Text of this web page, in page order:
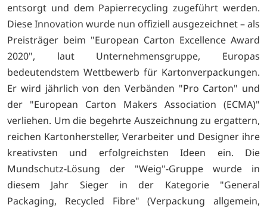
entsorgt und dem Papierrecycling zugeführt werden.
Diese Innovation wurde nun offiziell ausgezeichnet – als
Preisträger beim "European Carton Excellence Award
2020", laut Unternehmensgruppe, Europas
bedeutendstem Wettbewerb für Kartonverpackungen.
Er wird jährlich von den Verbänden "Pro Carton" und
der "European Carton Makers Association (ECMA)"
verliehen. Um die begehrte Auszeichnung zu ergattern,
reichen Kartonhersteller, Verarbeiter und Designer ihre
kreativsten und erfolgreichsten Ideen ein. Die
Mundschutz-Lösung der "Weig"-Gruppe wurde in
diesem Jahr Sieger in der Kategorie "General
Packaging, Recycled Fibre" (Verpackung allgemein,